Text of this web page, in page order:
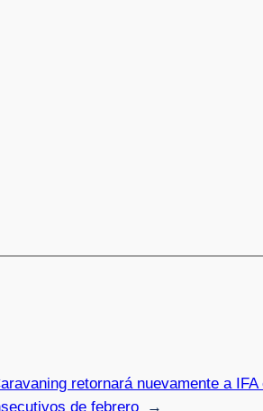
retornará nuevamente a
de febrero
→